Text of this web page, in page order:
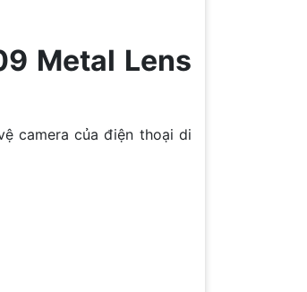
Metal Lens
camera của điện thoại di